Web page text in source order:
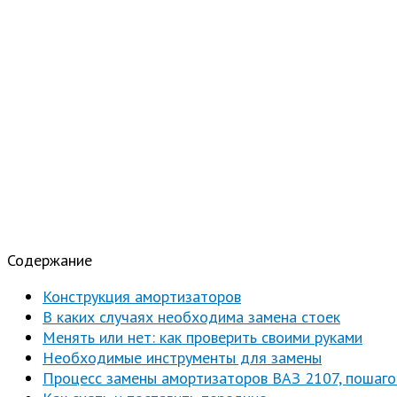
Содержание
Конструкция амортизаторов
В каких случаях необходима замена стоек
Менять или нет: как проверить своими руками
Необходимые инструменты для замены
Процесс замены амортизаторов ВАЗ 2107,